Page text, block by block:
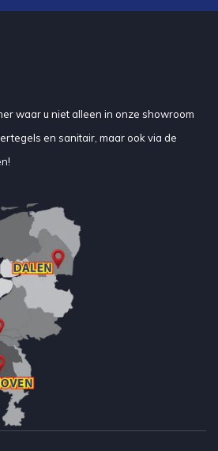
waar u niet alleen in onze showroom
en sanitair, maar ook via de